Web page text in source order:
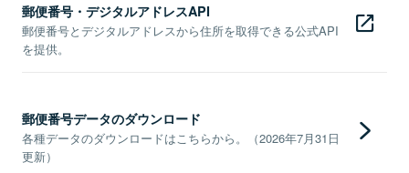
郵便番号・デジタルアドレスAPI
郵便番号とデジタルアドレスから住所を取得できる公式API
を提供。
郵便番号データのダウンロード
各種データのダウンロードはこちらから。（2026年7月31日
更新）